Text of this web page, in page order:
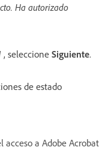
Ha autorizado
, seleccione Siguiente.
de estado
acceso a Adobe Acrobat